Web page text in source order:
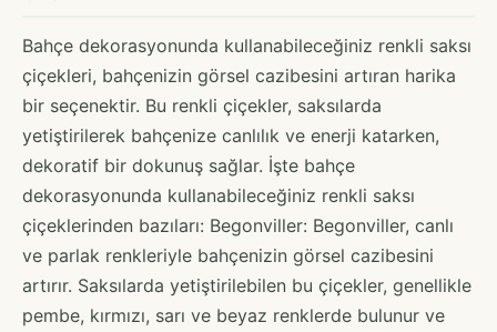
Bahçe dekorasyonunda kullanabileceğiniz renkli saksı
çiçekleri, bahçenizin görsel cazibesini artıran harika
bir seçenektir. Bu renkli çiçekler, saksılarda
yetiştirilerek bahçenize canlılık ve enerji katarken,
dekoratif bir dokunuş sağlar. İşte bahçe
dekorasyonunda kullanabileceğiniz renkli saksı
çiçeklerinden bazıları: Begonviller: Begonviller, canlı
ve parlak renkleriyle bahçenizin görsel cazibesini
artırır. Saksılarda yetiştirilebilen bu çiçekler, genellikle
pembe, kırmızı, sarı ve beyaz renklerde bulunur ve